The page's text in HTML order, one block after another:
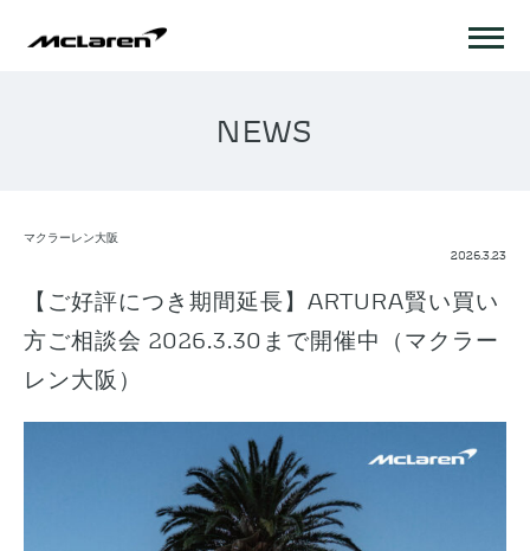
NEWS
マクラーレン大阪
2026.3.23
【ご好評につき期間延長】ARTURA賢い買い
方ご相談会 2026.3.30まで開催中（マクラー
レン大阪）